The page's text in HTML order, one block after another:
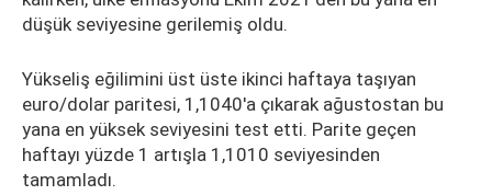
düşük seviyesine gerilemiş oldu.
Yükseliş eğilimini üst üste ikinci haftaya taşıyan
euro/dolar paritesi, 1,1040'a çıkarak ağustostan bu
yana en yüksek seviyesini test etti. Parite geçen
haftayı yüzde 1 artışla 1,1010 seviyesinden
tamamladı.